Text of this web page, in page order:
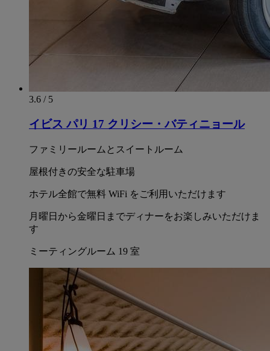
3.6 / 5
イビス パリ 17 クリシー・バティニョール
ファミリールームとスイートルーム
屋根付きの安全な駐車場
ホテル全館で無料 WiFi をご利用いただけます
月曜日から金曜日までディナーをお楽しみいただけま
す
ミーティングルーム 19 室